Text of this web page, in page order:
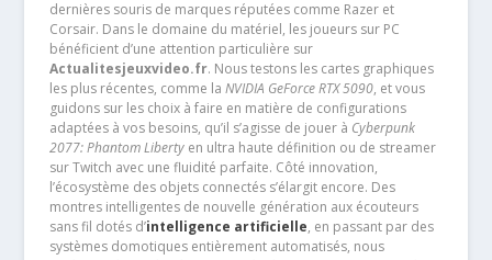
dernières souris de marques réputées comme Razer et
Corsair. Dans le domaine du matériel, les joueurs sur PC
bénéficient d’une attention particulière sur
Actualitesjeuxvideo.fr. Nous testons les cartes graphiques
les plus récentes, comme la NVIDIA GeForce RTX 5090, et vous
guidons sur les choix à faire en matière de configurations
adaptées à vos besoins, qu’il s’agisse de jouer à Cyberpunk
2077: Phantom Libertyen ultra haute définition ou de streamer
sur Twitch avec une fluidité parfaite. Côté innovation,
l’écosystème des objets connectés s’élargit encore. Des
montres intelligentes de nouvelle génération aux écouteurs
sans fil dotés d’intelligence artificielle, en passant par des
systèmes domotiques entièrement automatisés, nous